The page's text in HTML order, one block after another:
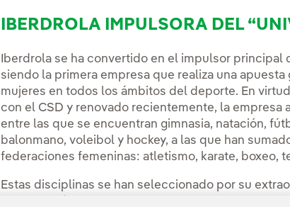
IBERDROLA IMPULSORA DEL
Iberdrola se ha convertido en el impulsor principal
siendo la primera empresa que realiza una
mujeres en todos los ámbitos del deporte. En
con el CSD y renovado recientemente, la empresa
entre las que se encuentran gimnasia, natación,
balonmano, voleibol y hockey, a las que han
federaciones femeninas: atletismo, karate, boxeo,
Estas disciplinas se han seleccionado por su